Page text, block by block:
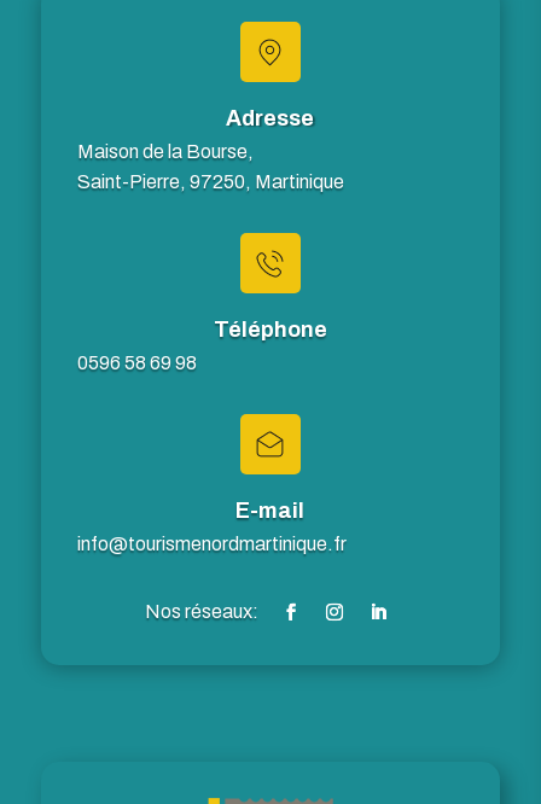
Adresse
Maison de la Bourse,
Saint-Pierre, 97250, Martinique
Téléphone
0596 58 69 98
E-mail
info@tourismenordmartinique.fr